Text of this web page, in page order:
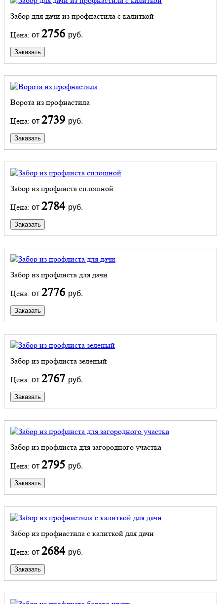
Забор для дачи из профнастила с калиткой
Цена: от 2756 руб.
Заказать
Ворота из профнастила
Цена: от 2739 руб.
Заказать
Забор из профлиста сплошной
Цена: от 2784 руб.
Заказать
Забор из профлиста для дачи
Цена: от 2776 руб.
Заказать
Забор из профлиста зеленый
Цена: от 2767 руб.
Заказать
Забор из профлиста для загородного участка
Цена: от 2795 руб.
Заказать
Забор из профнастила с калиткой для дачи
Цена: от 2684 руб.
Заказать